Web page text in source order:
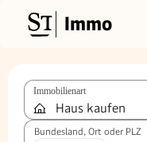
Immo
Immobilienart
Bundesland, Ort oder PLZ